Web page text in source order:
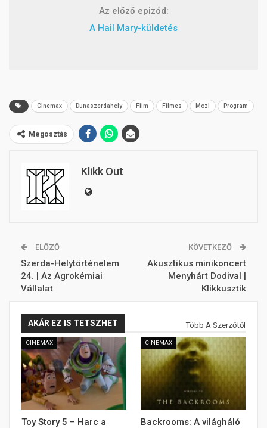
Az előző epizód:
A Hail Mary-küldetés
Cinemax Dunaszerdahely Film Filmes Mozi Program
Megosztás
Klikk Out
ELŐZŐ
Szerda-Helytörténelem
24. | Az Agrokémiai
Vállalat
KÖVETKEZŐ
Akusztikus minikoncert
Menyhárt Dodival |
Klikkusztik
AKÁR EZ IS TETSZHET Több A Szerzőtől
CINEMAX
Toy Story 5 – Harc a
CINEMAX
Backrooms: A világháló